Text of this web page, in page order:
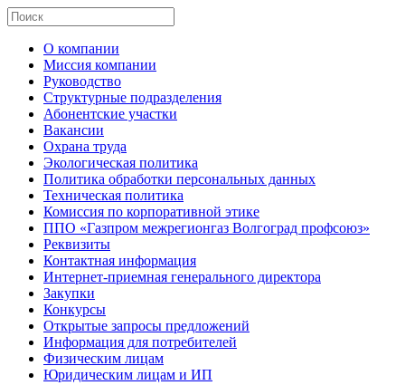
О компании
Миссия компании
Руководство
Структурные подразделения
Абонентские участки
Вакансии
Охрана труда
Экологическая политика
Политика обработки персональных данных
Техническая политика
Комиссия по корпоративной этике
ППО «Газпром межрегионгаз Волгоград профсоюз»
Реквизиты
Контактная информация
Интернет-приемная генерального директора
Закупки
Конкурсы
Открытые запросы предложений
Информация для потребителей
Физическим лицам
Юридическим лицам и ИП